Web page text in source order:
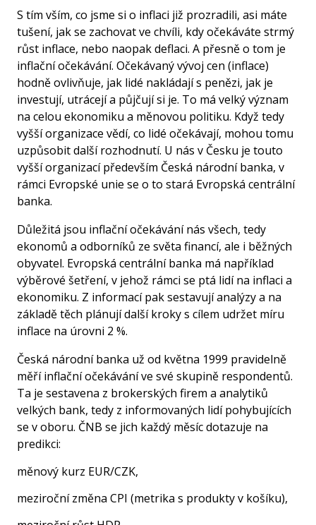
S tím vším, co jsme si o inflaci již prozradili, asi máte
tušení, jak se zachovat ve chvíli, kdy očekáváte strmý
růst inflace, nebo naopak deflaci. A přesně o tom je
inflační očekávání. Očekávaný vývoj cen (inflace)
hodně ovlivňuje, jak lidé nakládají s penězi, jak je
investují, utrácejí a půjčují si je. To má velký význam
na celou ekonomiku a měnovou politiku. Když tedy
vyšší organizace vědí, co lidé očekávají, mohou tomu
uzpůsobit další rozhodnutí. U nás v Česku je touto
vyšší organizací především Česká národní banka, v
rámci Evropské unie se o to stará Evropská centrální
banka.
Důležitá jsou inflační očekávání nás všech, tedy
ekonomů a odborníků ze světa financí, ale i běžných
obyvatel. Evropská centrální banka má například
výběrové šetření, v jehož rámci se ptá lidí na inflaci a
ekonomiku. Z informací pak sestavují analýzy a na
základě těch plánují další kroky s cílem udržet míru
inflace na úrovni 2 %.
Česká národní banka už od května 1999 pravidelně
měří inflační očekávání ve své skupině respondentů.
Ta je sestavena z brokerských firem a analytiků
velkých bank, tedy z informovaných lidí pohybujících
se v oboru. ČNB se jich každý měsíc dotazuje na
predikci:
měnový kurz EUR/CZK,
meziroční změna CPI (metrika s produkty v košíku),